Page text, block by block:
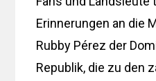
Erinnerungen an die
Rubby Pérez der
Republik, die zu den